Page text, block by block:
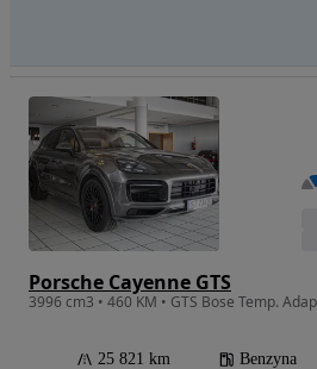
Porsche Cayenne GTS
25 821 km Benzyna